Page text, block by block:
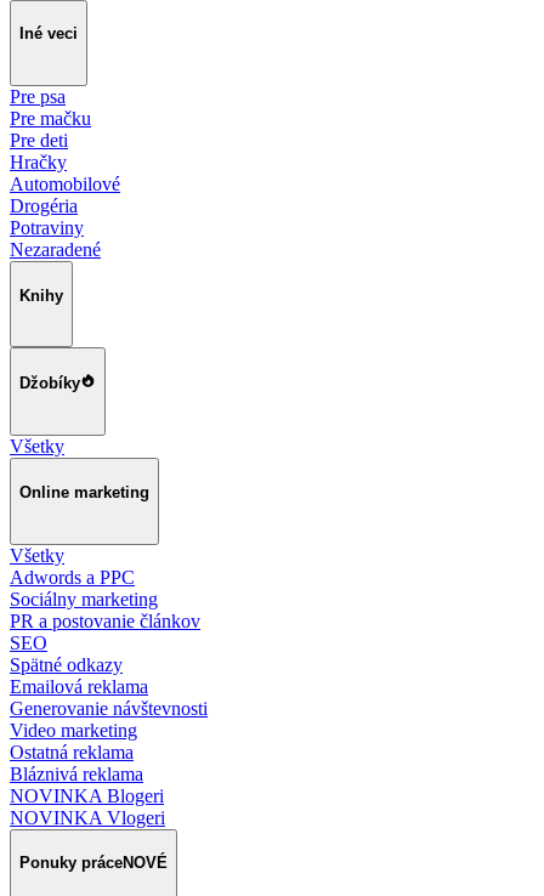
Iné veci
Pre psa
Pre mačku
Pre deti
Hračky
Automobilové
Drogéria
Potraviny
Nezaradené
Knihy
Džobíky
Všetky
Online marketing
Všetky
Adwords a PPC
Sociálny marketing
PR a postovanie článkov
SEO
Spätné odkazy
Emailová reklama
Generovanie návštevnosti
Video marketing
Ostatná reklama
Bláznivá reklama
NOVINKA Blogeri
NOVINKA Vlogeri
Ponuky práceNOVÉ